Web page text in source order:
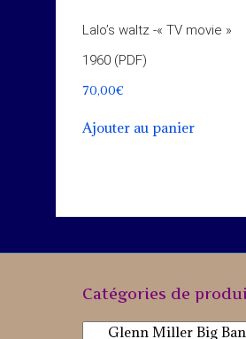
Lalo’s waltz -« TV movie »
1960 (PDF)
70,00€
Ajouter au panier
Catégories de